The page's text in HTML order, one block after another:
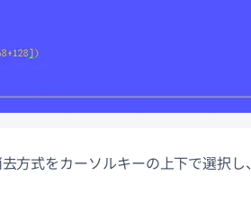
方式をカーソルキーの上下で選択し、